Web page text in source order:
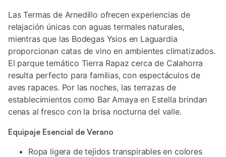
Las Termas de Arnedillo ofrecen experiencias de
relajación únicas con aguas termales naturales,
mientras que las Bodegas Ysios en Laguardia
proporcionan catas de vino en ambientes climatizados.
El parque temático Tierra Rapaz cerca de Calahorra
resulta perfecto para familias, con espectáculos de
aves rapaces. Por las noches, las terrazas de
establecimientos como Bar Amaya en Estella brindan
cenas al fresco con la brisa nocturna del valle.
Equipaje Esencial de Verano
Ropa ligera de tejidos transpirables en colores